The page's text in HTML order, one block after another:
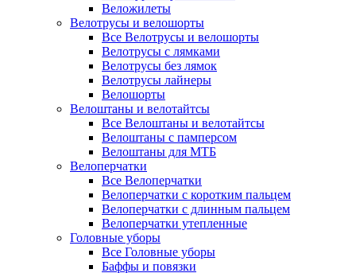
Веложилеты
Велотрусы и велошорты
Все Велотрусы и велошорты
Велотрусы с лямками
Велотрусы без лямок
Велотрусы лайнеры
Велошорты
Велоштаны и велотайтсы
Все Велоштаны и велотайтсы
Велоштаны с памперсом
Велоштаны для МТБ
Велоперчатки
Все Велоперчатки
Велоперчатки с коротким пальцем
Велоперчатки с длинным пальцем
Велоперчатки утепленные
Головные уборы
Все Головные уборы
Баффы и повязки